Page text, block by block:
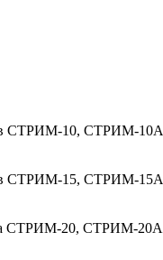
СТРИМ-10, СТРИМ-10А
СТРИМ-15, СТРИМ-15А
СТРИМ-20, СТРИМ-20А